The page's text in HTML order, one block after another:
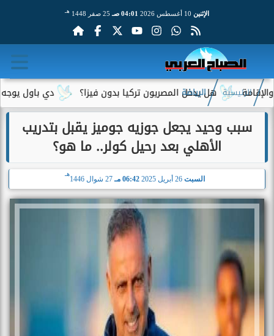
الإثنين 04:01 صـ 25 صفر 1448 هـ
دي باول يوجه رسالة هل يدخل المصريون تركيا بدون فيزا؟
الرئيسية الرياضة
سبب وحيد يجعل جوزيه جوميز يقبل بتدريب
الأهلي بعد رحيل كولر.. ما هو؟
السبت 26 أبريل 2025 06:42 مـ 27 شوال 1446
هـ